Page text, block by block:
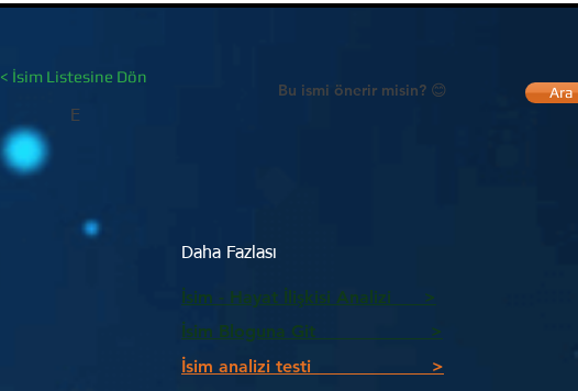
< İsim Listesine Dön
E
Bu ismi önerir misin? 😊
Daha Fazlası
İsim - Hayat İlişkisi Analizi >
İsim Bloguna Git >
İsim analizi testi >
Ara